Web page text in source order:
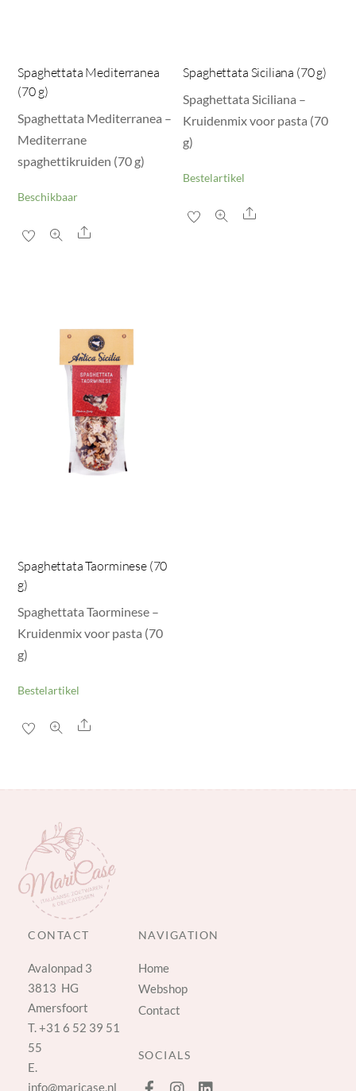
Spaghettata Mediterranea
(70 g)
Spaghettata Mediterranea –
Mediterrane
spaghettikruiden (70 g)
Beschikbaar
Share
Spaghettata Siciliana (70 g)
Spaghettata Siciliana –
Kruidenmix voor pasta (70
g)
Bestelartikel
Share
Spaghettata Taorminese (70
g)
Spaghettata Taorminese –
Kruidenmix voor pasta (70
g)
Bestelartikel
Share
CONTACT
Avalonpad 3
3813 HG
Amersfoort
T.+31 6 52 39 51
55
E.
info@maricase.nl
NAVIGATION
Home
Webshop
Contact
SOCIALS